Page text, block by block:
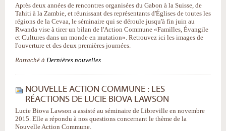
Après deux années de rencontres organisées du Gabon à la Suisse, de
Tahiti à la Zambie, et réunissant des représentants d'Églises de toutes les
régions de la Cevaa, le séminaire qui se déroule jusqu'à fin juin au
Rwanda vise à tirer un bilan de l'Action Commune «Familles, Évangile
et Cultures dans un monde en mutation». Retrouvez ici les images de
l'ouverture et des deux premières journées.
Rattaché à Dernières nouvelles
NOUVELLE ACTION COMMUNE : LES
RÉACTIONS DE LUCIE BIOVA LAWSON
Lucie Biova Lawson a assisté au séminaire de Libreville en novembre
2015. Elle a répondu à nos questions concernant le thème de la
Nouvelle Action Commune.